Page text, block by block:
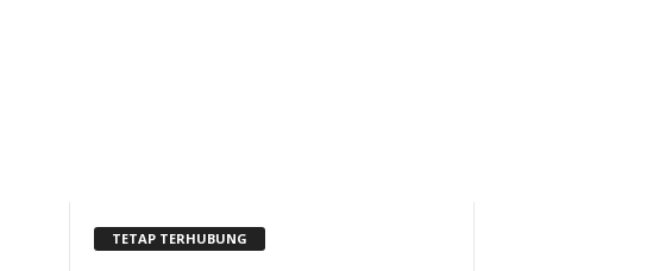
TETAP TERHUBUNG